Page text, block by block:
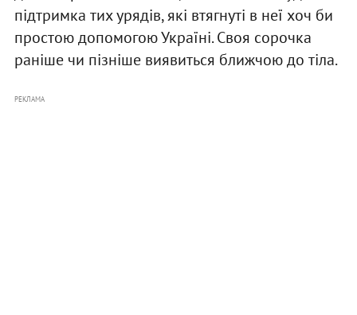
підтримка тих урядів, які втягнуті в неї хоч би
простою допомогою Україні. Своя сорочка
раніше чи пізніше виявиться ближчою до тіла.
РЕКЛАМА